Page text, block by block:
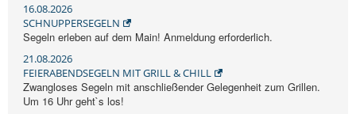
16.08.2026
SCHNUPPERSEGELN
Segeln erleben auf dem Main! Anmeldung erforderlich.
21.08.2026
FEIERABENDSEGELN MIT GRILL & CHILL
Zwangloses Segeln mit anschließender Gelegenheit zum Grillen.
Um 16 Uhr geht`s los!